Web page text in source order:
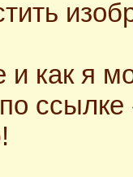
и как я
ссылке